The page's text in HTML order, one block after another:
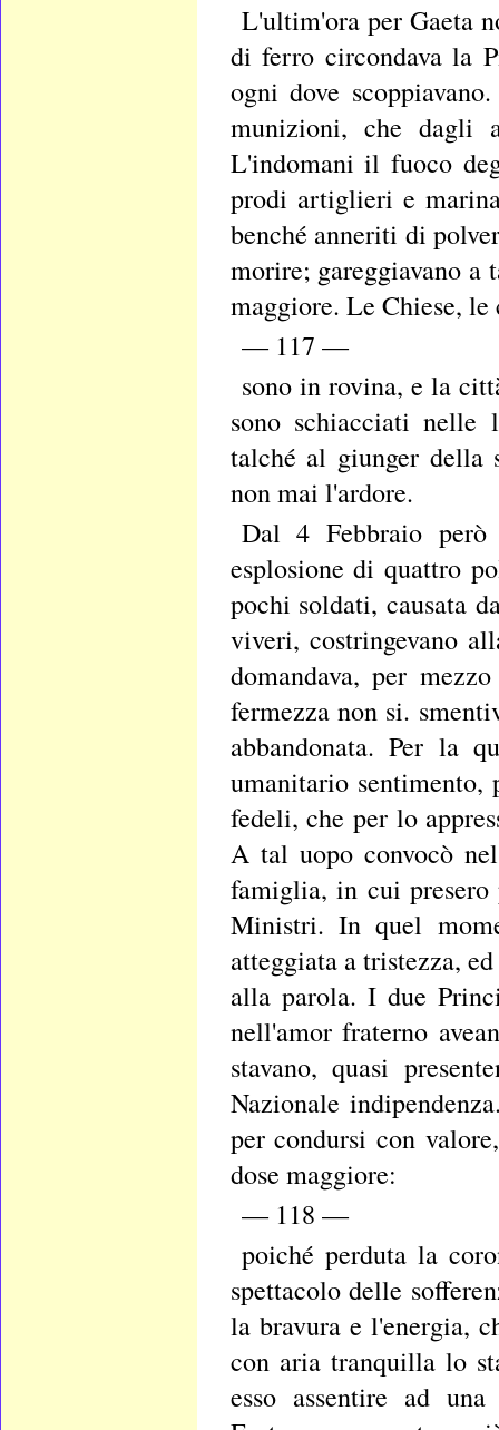
L'ultim'ora per Gaeta
di ferro circondava la
ogni dove
munizioni, che dagli
L'indomani il fuoco
prodi artiglieri e
benché anneriti di
morire; gareggiavano a
maggiore. Le Chiese,
— 117 —
sono in rovina, e la
sono schiacciati
talché al giunger della
non mai l'ardore.
Dal 4 Febbraio però
esplosione di quattro
pochi soldati, causata
viveri, costringevano
domandava, per
fermezza non si.
abbandonata. Per la
umanitario sentimento,
fedeli, che per lo
A tal uopo convocò
famiglia, in cui
Ministri. In quel
atteggiata a tristezza,
alla parola. I due
nell'amor fraterno
stavano, quasi
Nazionale
per condursi con
dose maggiore:
— 118 —
poiché perduta la
spettacolo delle
la bravura e l'energia,
con aria tranquilla lo
esso assentire ad